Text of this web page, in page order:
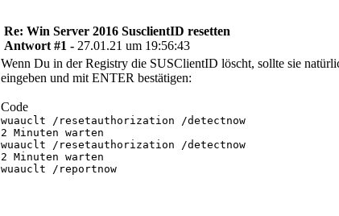
Re: Win Server 2016 SusclientID resetten
Antwort #1 - 27.01.21 um 19:56:43
Wenn Du in der Registry die SUSClientID löscht, sollte sie
eingeben und mit ENTER bestätigen:
Code
wuauclt /resetauthorization /detectnow
2 Minuten warten
wuauclt /resetauthorization /detectnow
2 Minuten warten
wuauclt /reportnow